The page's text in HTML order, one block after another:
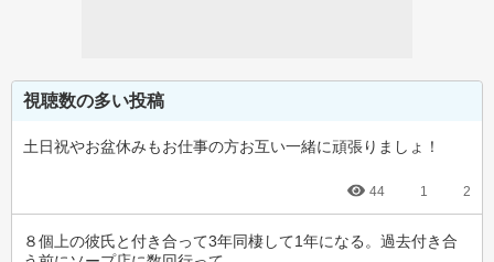
視聴数の多い投稿
土日祝やお盆休みもお仕事の方お互い一緒に頑張りましょ！
44 1 2
８個上の彼氏と付き合って3年同棲して1年になる。過去付き合